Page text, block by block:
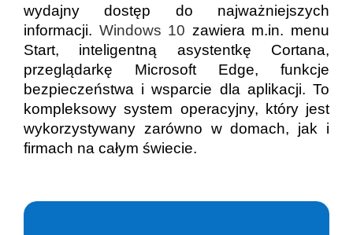
wydajny dostęp do najważniejszych
informacji. Windows 10 zawiera m.in. menu
Start, inteligentną asystentkę Cortana,
przeglądarkę Microsoft Edge, funkcje
bezpieczeństwa i wsparcie dla aplikacji. To
kompleksowy system operacyjny, który jest
wykorzystywany zarówno w domach, jak i
firmach na całym świecie.